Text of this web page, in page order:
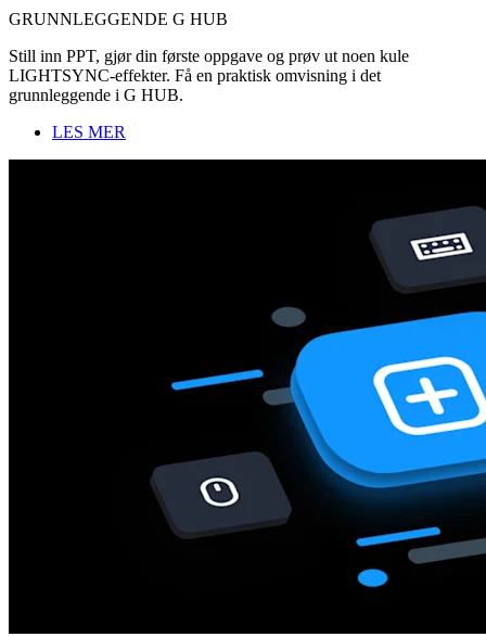
GRUNNLEGGENDE G HUB
Still inn PPT, gjør din første oppgave og prøv ut noen kule
LIGHTSYNC-effekter. Få en praktisk omvisning i det
grunnleggende i G HUB.
LES MER